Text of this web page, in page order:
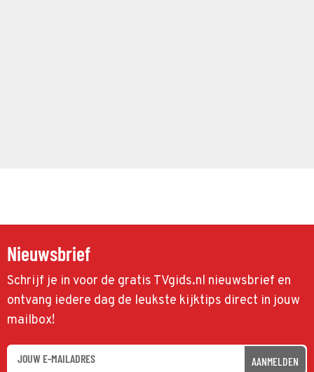
Nieuwsbrief
Schrijf je in voor de gratis TVgids.nl nieuwsbrief en
ontvang iedere dag de leukste kijktips direct in jouw
mailbox!
AANMELDEN